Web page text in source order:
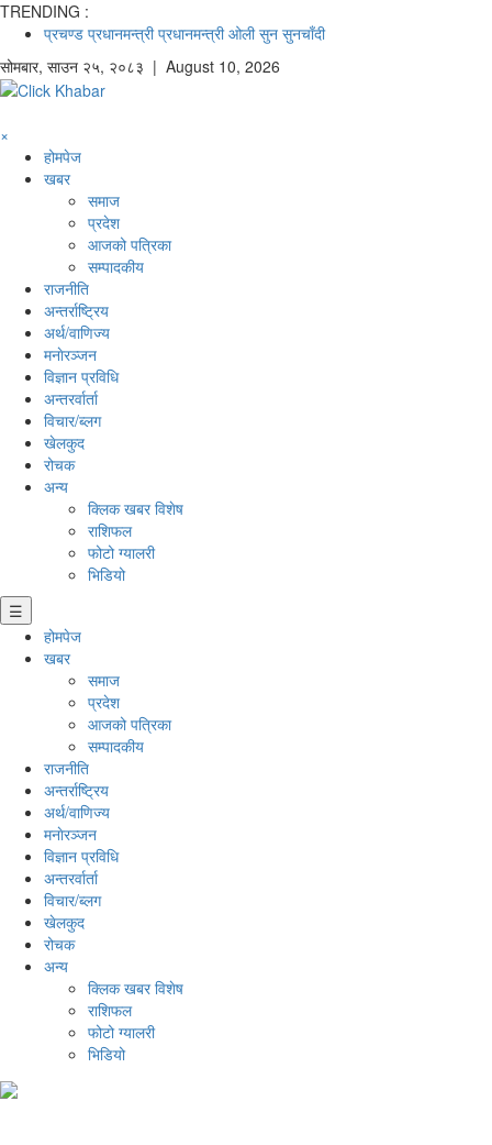
TRENDING :
प्रचण्ड प्रधानमन्त्री प्रधानमन्त्री ओली सुन सुनचाँदी
सोमबार, साउन २५, २०८३ | August 10, 2026
×
होमपेज
खबर
समाज
प्रदेश
आजको पत्रिका
सम्पादकीय
राजनीति
अन्तर्राष्ट्रिय
अर्थ/वाणिज्य
मनाेरञ्जन
विज्ञान प्रविधि
अन्तरर्वार्ता
विचार/ब्लग
खेलकुद
रोचक
अन्य
क्लिक खबर विशेष
राशिफल
फोटो ग्यालरी
भिडियो
☰
होमपेज
खबर
समाज
प्रदेश
आजको पत्रिका
सम्पादकीय
राजनीति
अन्तर्राष्ट्रिय
अर्थ/वाणिज्य
मनाेरञ्जन
विज्ञान प्रविधि
अन्तरर्वार्ता
विचार/ब्लग
खेलकुद
रोचक
अन्य
क्लिक खबर विशेष
राशिफल
फोटो ग्यालरी
भिडियो